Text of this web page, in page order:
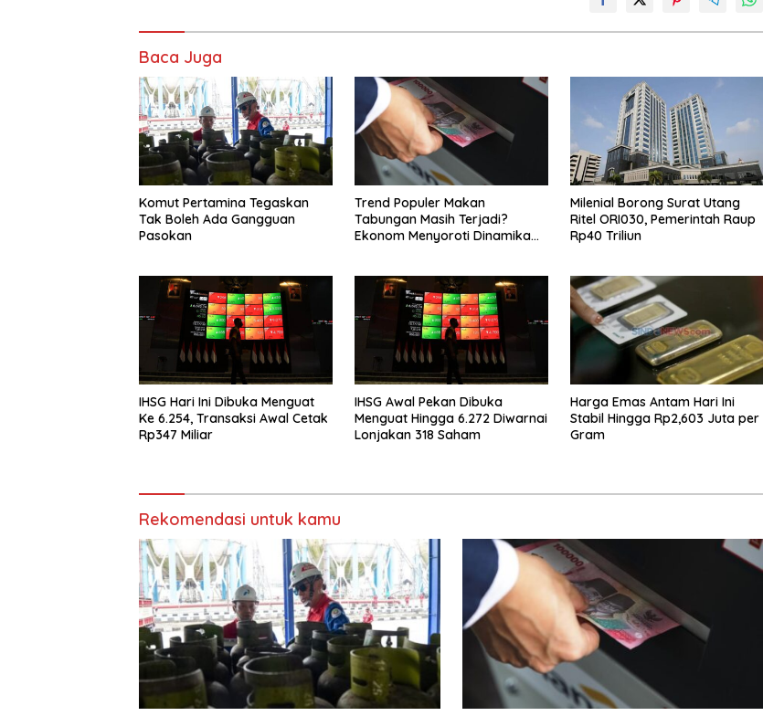
Baca Juga
Komut Pertamina Tegaskan
Tak Boleh Ada Gangguan
Pasokan
Trend Populer Makan
Tabungan Masih Terjadi?
Ekonom Menyoroti Dinamika
Milenial Borong Surat Utang
Ritel ORI030, Pemerintah Raup
Rp40 Triliun
IHSG Hari Ini Dibuka Menguat
Ke 6.254, Transaksi Awal Cetak
Rp347 Miliar
IHSG Awal Pekan Dibuka
Menguat Hingga 6.272 Diwarnai
Lonjakan 318 Saham
Harga Emas Antam Hari Ini
Stabil Hingga Rp2,603 Juta per
Gram
Rekomendasi untuk kamu